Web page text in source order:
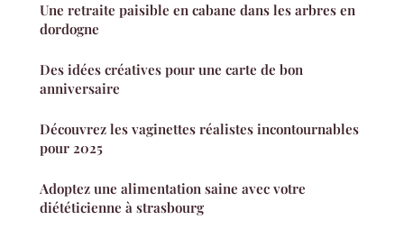
Une retraite paisible en cabane dans les arbres en
dordogne
Des idées créatives pour une carte de bon
anniversaire
Découvrez les vaginettes réalistes incontournables
pour 2025
Adoptez une alimentation saine avec votre
diététicienne à strasbourg